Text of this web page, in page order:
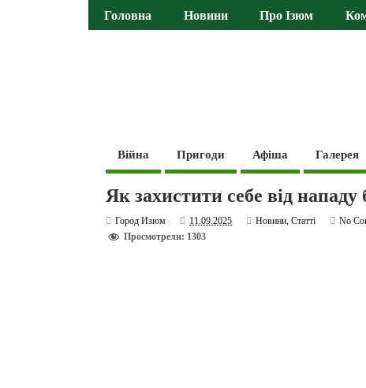
Головна Новини Про Ізюм
Війна Пригоди Афіша Галерея
Як захистити себе від
Город Изюм 11.09.2025 Новини,Статті
No
Просмотрели: 1303